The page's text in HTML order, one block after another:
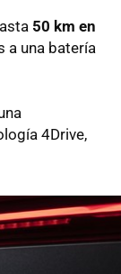
50 km en
a una batería
4Drive,